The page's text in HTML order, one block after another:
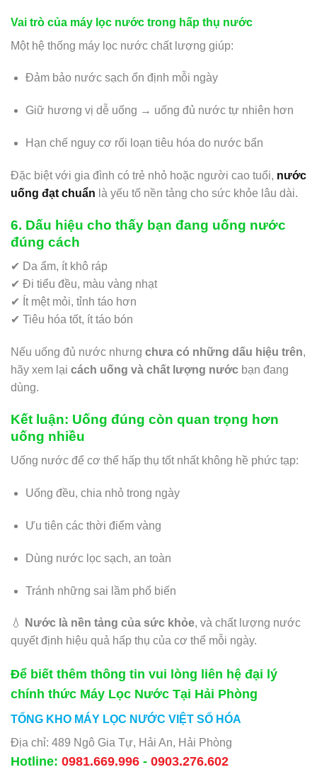
Vai trò của máy lọc nước trong hấp thụ nước
Một hệ thống máy lọc nước chất lượng giúp:
Đảm bảo nước sạch ổn định mỗi ngày
Giữ hương vị dễ uống → uống đủ nước tự nhiên hơn
Hạn chế nguy cơ rối loạn tiêu hóa do nước bẩn
Đặc biệt với gia đình có trẻ nhỏ hoặc người cao tuổi, nước
uống đạt chuẩn là yếu tố nền tảng cho sức khỏe lâu dài.
6. Dấu hiệu cho thấy bạn đang uống nước
đúng cách
✔ Da ẩm, ít khô ráp
✔ Đi tiểu đều, màu vàng nhạt
✔ Ít mệt mỏi, tỉnh táo hơn
✔ Tiêu hóa tốt, ít táo bón
Nếu uống đủ nước nhưng chưa có những dấu hiệu trên,
hãy xem lại cách uống và chất lượng nước bạn đang
dùng.
Kết luận: Uống đúng còn quan trọng hơn
uống nhiều
Uống nước để cơ thể hấp thụ tốt nhất không hề phức tạp:
Uống đều, chia nhỏ trong ngày
Ưu tiên các thời điểm vàng
Dùng nước lọc sạch, an toàn
Tránh những sai lầm phổ biến
💧 Nước là nền tảng của sức khỏe, và chất lượng nước
quyết định hiệu quả hấp thụ của cơ thể mỗi ngày.
Để biết thêm thông tin vui lòng liên hệ đại lý
chính thức Máy Lọc Nước Tại Hải Phòng
TỔNG KHO MÁY LỌC NƯỚC VIỆT SỐ HÓA
Địa chỉ: 489 Ngô Gia Tự, Hải An, Hải Phòng
Hotline: 0981.669.996 - 0903.276.602